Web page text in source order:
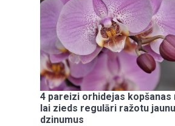
4 pareizi orhidejas kopšanas
lai zieds regulāri ražotu
dzinumus